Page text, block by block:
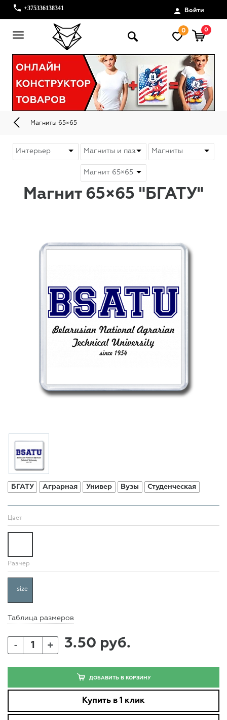
+375336138341 Войти
0 0
Магниты 65×65
Магнит 65×65 "БГАТУ"
БГАТУ Аграрная Универ Вузы Студенческая
Цвет
Размер
size
Таблица размеров
- + 3.50 руб.
ДОБАВИТЬ В КОРЗИНУ
Купить в 1 клик